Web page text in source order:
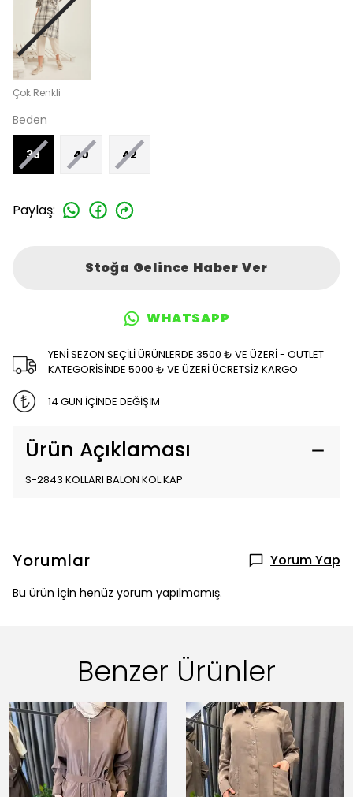
Çok Renkli
Beden
38 40 42
Paylaş:
Stoğa Gelince Haber Ver
WHATSAPP
YENİ SEZON SEÇİLİ ÜRÜNLERDE 3500 ₺ VE ÜZERİ - OUTLET
KATEGORİSİNDE 5000 ₺ VE ÜZERİ ÜCRETSİZ KARGO
14 GÜN İÇİNDE DEĞİŞİM
Ürün Açıklaması
S-2843 KOLLARI BALON KOL KAP
Yorumlar Yorum Yap
Bu ürün için henüz yorum yapılmamış.
Benzer Ürünler